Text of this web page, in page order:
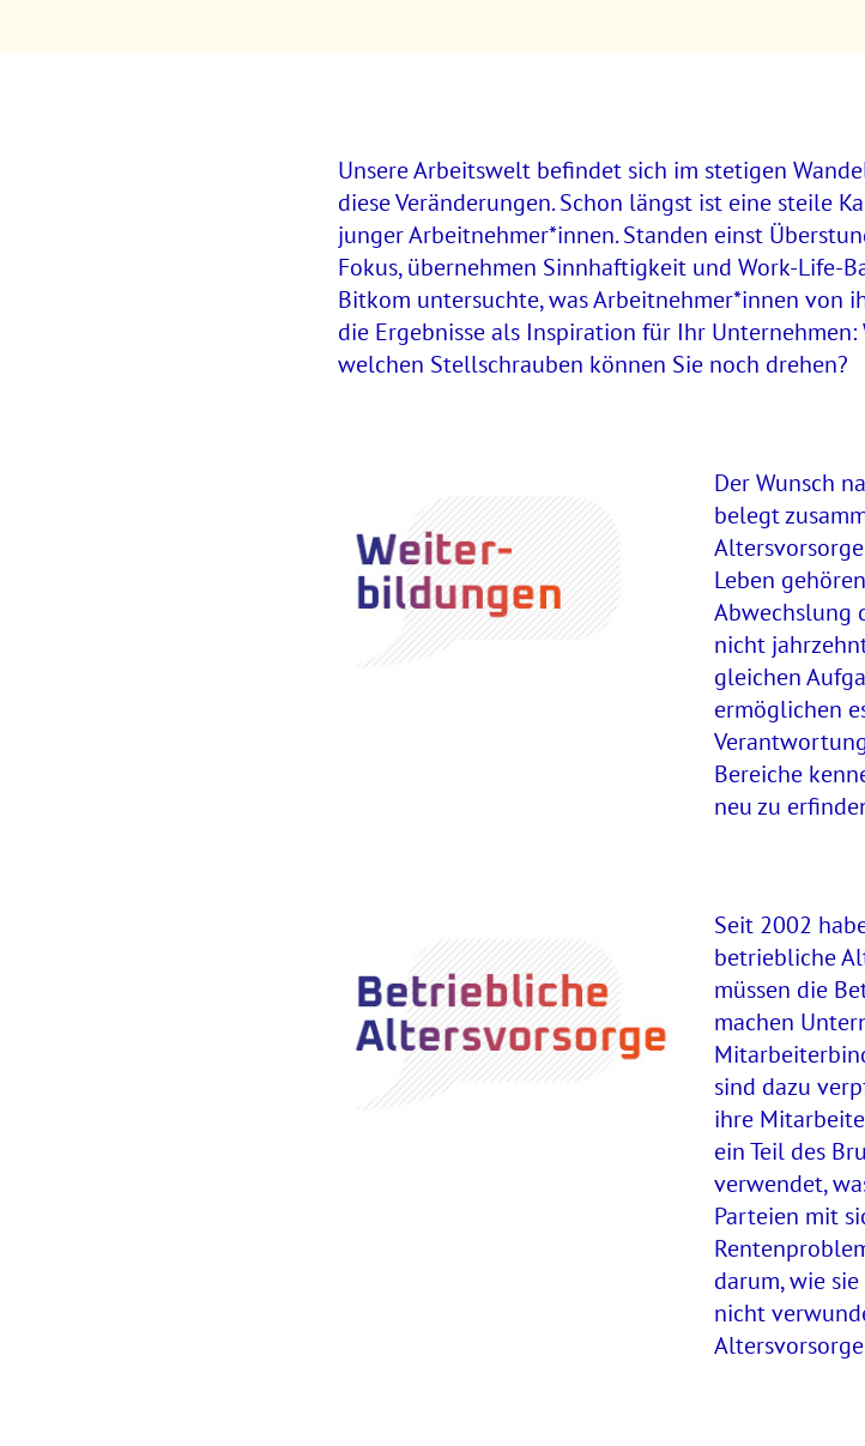
Unsere Arbeitswelt befindet sich im stetigen
diese Veränderungen. Schon längst ist eine steile
junger Arbeitnehmer*innen. Standen einst
Fokus, übernehmen Sinnhaftigkeit und Work-Life-
Bitkom untersuchte, was Arbeitnehmer*innen von
die Ergebnisse als Inspiration für Ihr
welchen Stellschrauben können Sie noch drehen?
Der Wunsch
belegt
Leben
Abwechslung
nicht
gleichen
ermöglichen
Bereiche
neu zu
Seit 2002
betriebliche
müssen die
machen
sind dazu
ihre
ein Teil des
verwendet,
Parteien mit
darum, wie
nicht